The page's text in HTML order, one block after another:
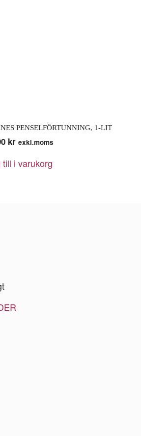
PENSELFÖRTUNNING, 1-LIT
kr exkl.moms
till i varukorg